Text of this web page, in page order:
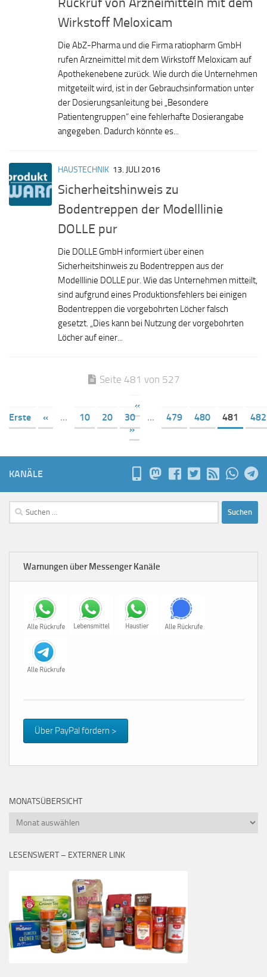
Wirkstoff Meloxicam
Die AbZ-Pharma und die Firma ratiopharm GmbH
rufen Arzneimittel mit dem Wirkstoff Meloxicam auf
Apothekenebene zurück. Wie durch die Unternehmen
mitgeteilt wird, ist in der Gebrauchsinformation unter
der Dosierungsanleitung bei „Besondere
Patientengruppen“ eine fehlerhafte Dosierangabe
angegeben. Dadurch könnte es...
HAUSTECHNIK 13. JULI 2016
Sicherheitshinweis zu
Bodentreppen der Modelllinie
DOLLE pur
Die DOLLE GmbH informiert über einen
Sicherheitshinweis zu Bodentreppen aus der
Modelllinie DOLLE pur. Wie das Unternehmen mitteilt,
sind aufgrund eines Produktionsfehlers bei einigen
Bodentreppen die vorgebohrten Löcher falsch
gesetzt. „Dies kann bei Nutzung der vorgebohrten
Löcher auf einer...
Seite 481 von 527
«
Erste
« ... 10 20 30 ... 479 480 481
482
»
KANÄLE
Suchen
nach:
Warnungen über Messenger Kanäle
Über PayPal fördern >
MONATSÜBERSICHT
Monatsübersicht
LESENSWERT – EXTERNER LINK